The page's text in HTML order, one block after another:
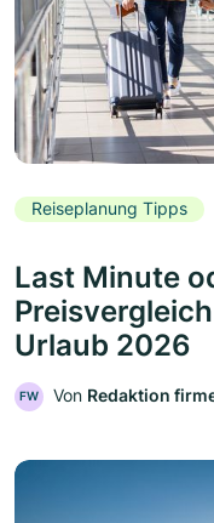
Reiseplanung Tipps
Last Minute
Urlaub 2026
FW Von Redaktion